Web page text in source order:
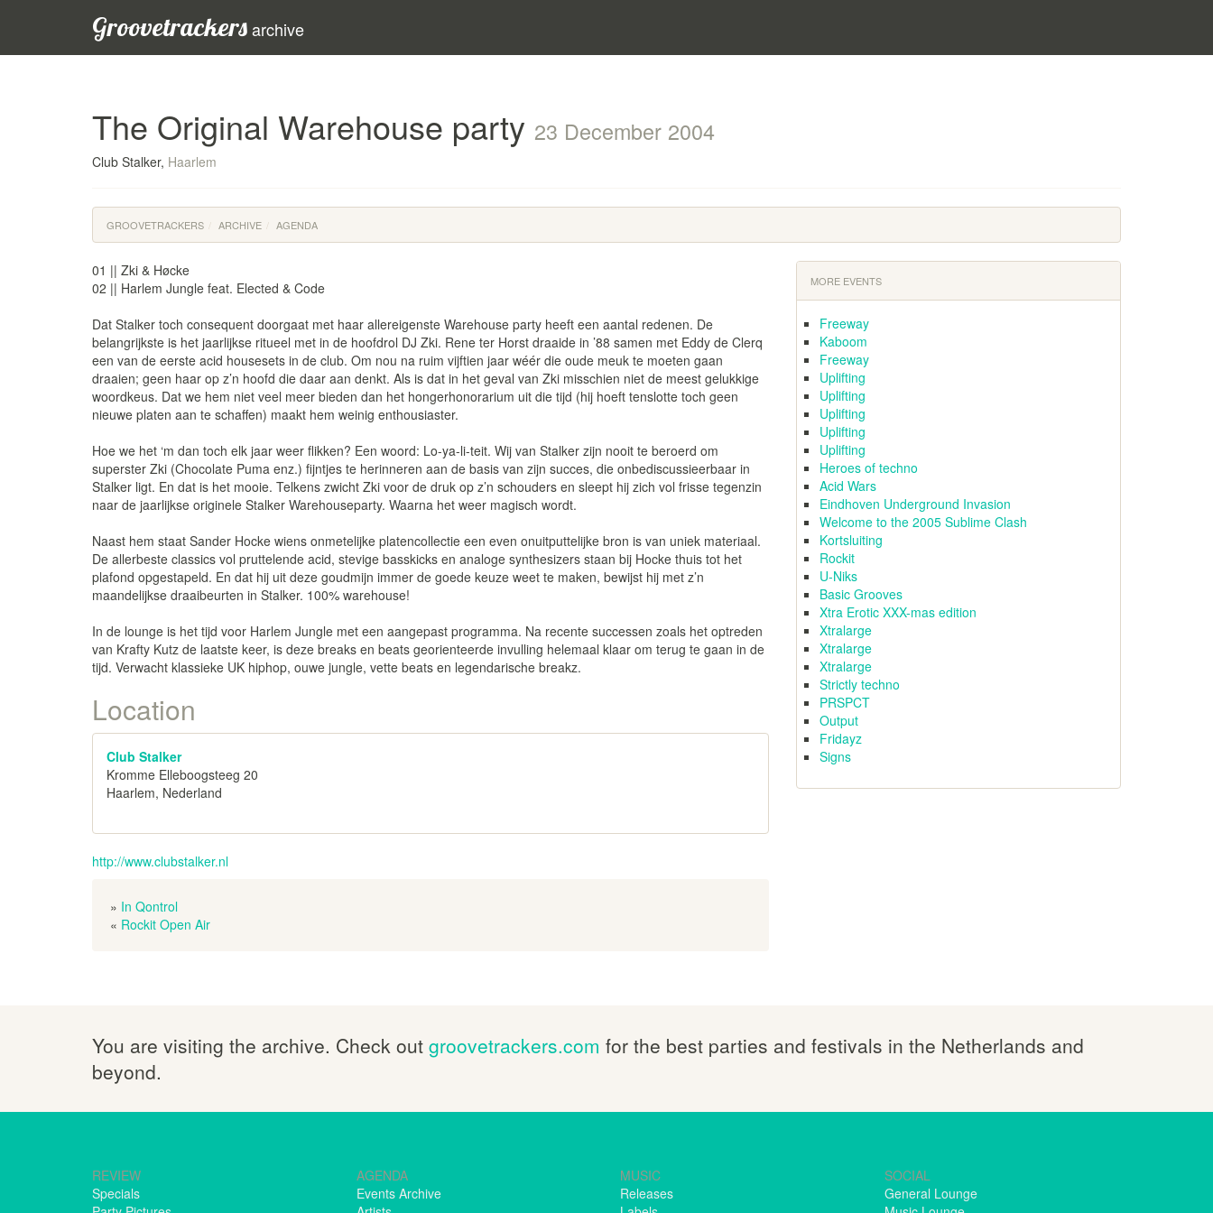
Groovetrackersarchive
The Original Warehouse party 23 December 2004
Club Stalker, Haarlem
GROOVETRACKERS ARCHIVE AGENDA
01 || Zki & Høcke
02 || Harlem Jungle feat. Elected & Code
Dat Stalker toch consequent doorgaat met haar allereigenste Warehouse party heeft een aantal redenen. De
belangrijkste is het jaarlijkse ritueel met in de hoofdrol DJ Zki. Rene ter Horst draaide in ’88 samen met Eddy de Clerq
een van de eerste acid housesets in de club. Om nou na ruim vijftien jaar wéér die oude meuk te moeten gaan
draaien; geen haar op z’n hoofd die daar aan denkt. Als is dat in het geval van Zki misschien niet de meest gelukkige
woordkeus. Dat we hem niet veel meer bieden dan het hongerhonorarium uit die tijd (hij hoeft tenslotte toch geen
nieuwe platen aan te schaffen) maakt hem weinig enthousiaster.
Hoe we het ‘m dan toch elk jaar weer flikken? Een woord: Lo-ya-li-teit. Wij van Stalker zijn nooit te beroerd om
superster Zki (Chocolate Puma enz.) fijntjes te herinneren aan de basis van zijn succes, die onbediscussieerbaar in
Stalker ligt. En dat is het mooie. Telkens zwicht Zki voor de druk op z’n schouders en sleept hij zich vol frisse tegenzin
naar de jaarlijkse originele Stalker Warehouseparty. Waarna het weer magisch wordt.
Naast hem staat Sander Hocke wiens onmetelijke platencollectie een even onuitputtelijke bron is van uniek materiaal.
De allerbeste classics vol pruttelende acid, stevige basskicks en analoge synthesizers staan bij Hocke thuis tot het
plafond opgestapeld. En dat hij uit deze goudmijn immer de goede keuze weet te maken, bewijst hij met z’n
maandelijkse draaibeurten in Stalker. 100% warehouse!
In de lounge is het tijd voor Harlem Jungle met een aangepast programma. Na recente successen zoals het optreden
van Krafty Kutz de laatste keer, is deze breaks en beats georienteerde invulling helemaal klaar om terug te gaan in de
tijd. Verwacht klassieke UK hiphop, ouwe jungle, vette beats en legendarische breakz.
Location
Club Stalker
Kromme Elleboogsteeg 20
Haarlem, Nederland
http://www.clubstalker.nl
» In Qontrol
« Rockit Open Air
MORE EVENTS
Freeway
Kaboom
Freeway
Uplifting
Uplifting
Uplifting
Uplifting
Uplifting
Heroes of techno
Acid Wars
Eindhoven Underground Invasion
Welcome to the 2005 Sublime Clash
Kortsluiting
Rockit
U-Niks
Basic Grooves
Xtra Erotic XXX-mas edition
Xtralarge
Xtralarge
Xtralarge
Strictly techno
PRSPCT
Output
Fridayz
Signs
You are visiting the archive. Check out groovetrackers.com for the best parties and festivals in the Netherlands and
beyond.
REVIEW
Specials
AGENDA
Events Archive
MUSIC
Releases
SOCIAL
General Lounge